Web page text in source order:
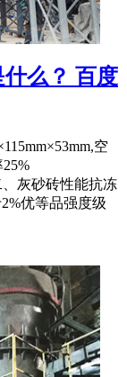
么？ 百度
空
25%
、灰砂砖性能抗冻
优等品强度级